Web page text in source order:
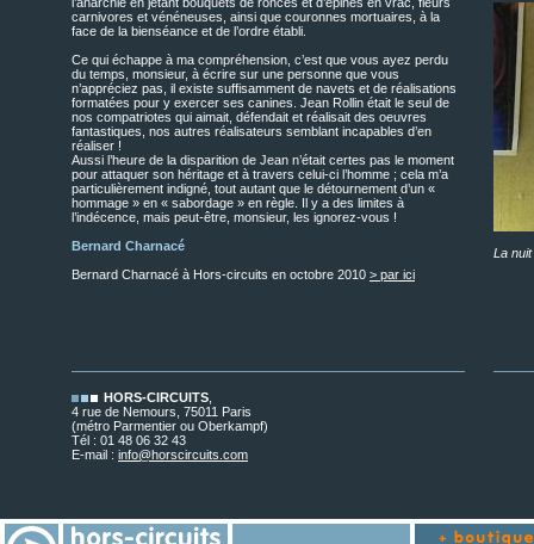
carnivores et vénéneuses, ainsi que couronnes mortuaires, à la
face de la bienséance et de l’ordre établi.
Ce qui échappe à ma compréhension, c’est que vous ayez perdu
du temps, monsieur, à écrire sur une personne que vous
n’appréciez pas, il existe suffisamment de navets et de réalisations
formatées pour y exercer ses canines. Jean Rollin était le seul de
nos compatriotes qui aimait, défendait et réalisait des oeuvres
fantastiques, nos autres réalisateurs semblant incapables d’en
réaliser !
Aussi l’heure de la disparition de Jean n’était certes pas le moment
pour attaquer son héritage et à travers celui-ci l’homme ; cela m’a
particulièrement indigné, tout autant que le détournement d’un «
hommage » en « sabordage » en règle. Il y a des limites à
l’indécence, mais peut-être, monsieur, les ignorez-vous !
Bernard Charnacé
Bernard Charnacé à Hors-circuits en octobre 2010 > par ici
La
HORS-CIRCUITS
4 rue de Nemours, 75011 Paris
(métro Parmentier ou Oberkampf)
Tél : 01 48 06 32 43
E-mail : info@horscircuits.com